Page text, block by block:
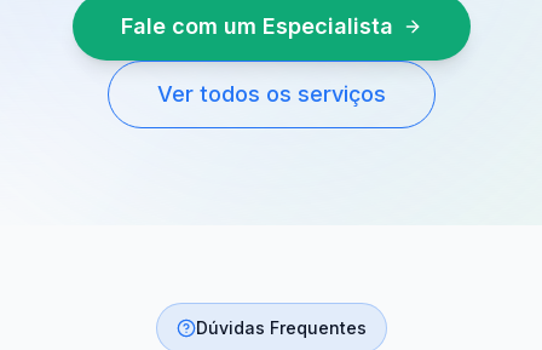
Fale com um Especialista
Ver todos os serviços
Dúvidas Frequentes